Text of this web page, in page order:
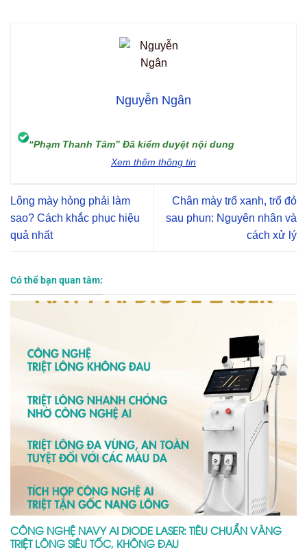
Nguyễn Ngân
“Phạm Thanh Tâm” Đã kiểm duyệt nội dung
Xem thêm thông tin
Lông mày hỏng phải làm
sao? Cách khắc phục hiệu
quả nhất
Chân mày trổ xanh, trổ đỏ
sau phun: Nguyên nhân và
cách xử lý
Có thể bạn quan tâm:
CÔNG NGHỆ NAVY AI DIODE LASER: TIÊU CHUẨN VÀNG
TRIỆT LÔNG SIÊU TỐC, KHÔNG ĐAU